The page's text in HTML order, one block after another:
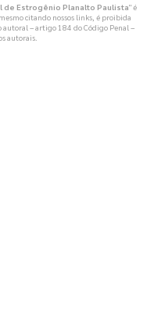
de Estrogênio Planalto Paulista" é
citando nossos links, é proibida
– artigo 184 do Código Penal –
autorais.